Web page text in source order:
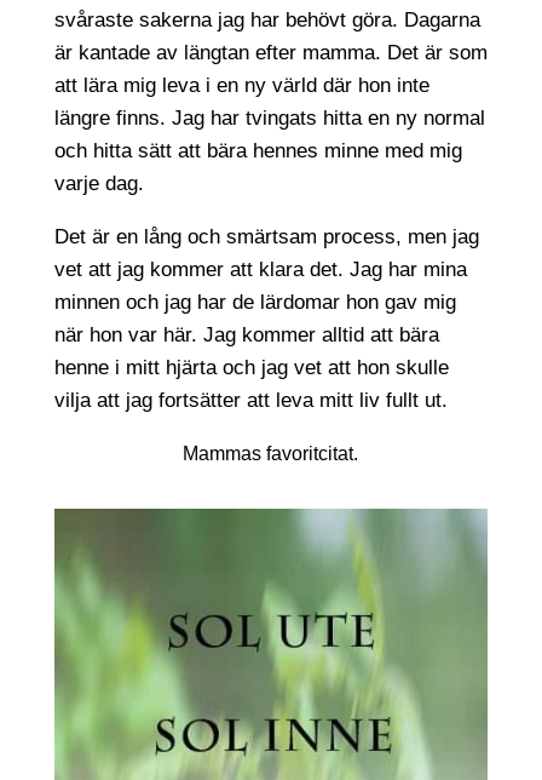
svåraste sakerna jag har behövt göra. Dagarna
är kantade av längtan efter mamma. Det är som
att lära mig leva i en ny värld där hon inte
längre finns. Jag har tvingats hitta en ny normal
och hitta sätt att bära hennes minne med mig
varje dag.
Det är en lång och smärtsam process, men jag
vet att jag kommer att klara det. Jag har mina
minnen och jag har de lärdomar hon gav mig
när hon var här. Jag kommer alltid att bära
henne i mitt hjärta och jag vet att hon skulle
vilja att jag fortsätter att leva mitt liv fullt ut.
Mammas favoritcitat.